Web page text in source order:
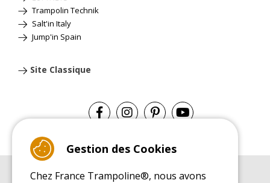
Trampolin Technik
Salt'in Italy
Jump'in Spain
Site Classique
Gestion des Cookies
Chez France Trampoline®, nous avons